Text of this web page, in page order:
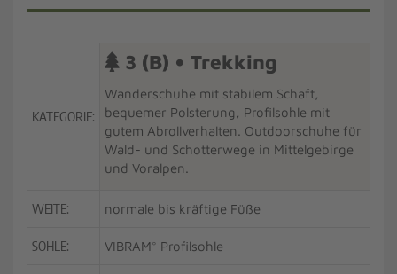
KATEGORIE:
3 (B) • Trekking
Wanderschuhe mit stabilem Schaft,
bequemer Polsterung, Profilsohle mit
gutem Abrollverhalten. Outdoorschuhe für
Wald- und Schotterwege in Mittelgebirge
und Voralpen.
WEITE: normale bis kräftige Füße
SOHLE: VIBRAM° Profilsohle